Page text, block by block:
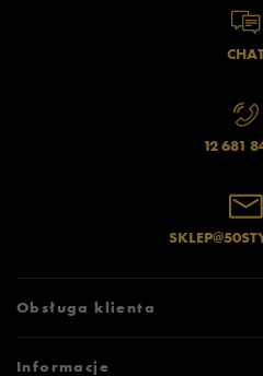
12 681
Obsługa klienta
Informacje